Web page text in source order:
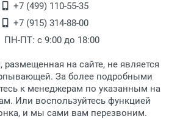
+7 (499) 110-55-35
+7 (915) 314-88-00
ПН-ПТ: с 9:00 до 18:00
на сайте, не является
За более подробными
к менеджерам по указанным на
Или воспользуйтесь функцией
и мы сами вам перезвоним.